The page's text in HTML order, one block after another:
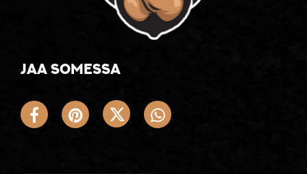
Jaa somessa